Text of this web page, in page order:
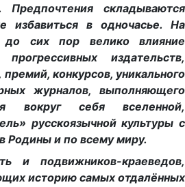
складываются
избавиться в одночасье. На
до сих пор велико влияние
издательств,
конкурсов, уникального
журналов, выполняющего
вокруг себя вселенной,
русскоязычной культуры с
Родины и по всему миру.
и подвижников-краеведов,
историю самых отдалённых